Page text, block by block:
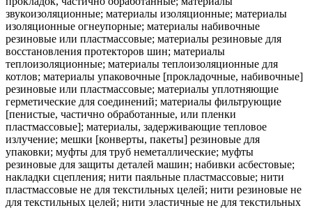
звукоизоляционные; материалы изоляционные; материалы
изоляционные огнеупорные; материалы набивочные
резиновые или пластмассовые; материалы резиновые для
восстановления протекторов шин; материалы
теплоизоляционные; материалы теплоизоляционные для
котлов; материалы упаковочные [прокладочные, набивочные]
резиновые или пластмассовые; материалы уплотняющие
герметические для соединений; материалы фильтрующие
[пенистые, частично обработанные, или пленки
пластмассовые]; материалы, задерживающие тепловое
излучение; мешки [конверты, пакеты] резиновые для
упаковки; муфты для труб неметаллические; муфты
резиновые для защиты деталей машин; набивки асбестовые;
накладки сцепления; нити паяльные пластмассовые; нити
пластмассовые не для текстильных целей; нити резиновые не
для текстильных целей; нити эластичные не для текстильных